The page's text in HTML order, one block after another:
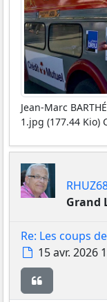
Jean-Marc
1.jpg (177.44 Kio)
Grand
Re: Les coups
Message
15 avr. 2026